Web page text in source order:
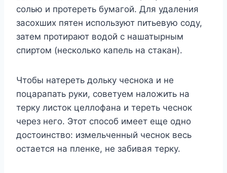
солью и протереть бумагой. Для удаления
засохших пятен используют питьевую соду,
затем протирают водой с нашатырным
спиртом (несколько капель на стакан).
Чтобы натереть дольку чеснока и не
поцарапать руки, советуем наложить на
терку листок целлофана и тереть чеснок
через него. Этот способ имеет еще одно
достоинство: измельченный чеснок весь
остается на пленке, не забивая терку.